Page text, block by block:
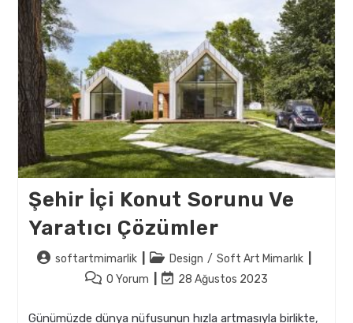
Hızlı
Ve
İnsani
Tasarımlar
Şehir İçi Konut Sorunu Ve
Yaratıcı Çözümler
Postsoftartmimarlik
Post
category:
Design / Soft Art Mimarlık
Post0 Yorum
Post
modified:
28 Ağustos 2023
Günümüzde dünya nüfusunun hızla artmasıyla birlikte,